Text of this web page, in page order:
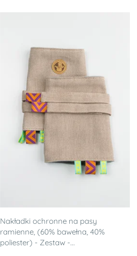
Nakładki ochronne na pasy
ramienne, (60% bawełna, 40%
poliester) - Zestaw -...